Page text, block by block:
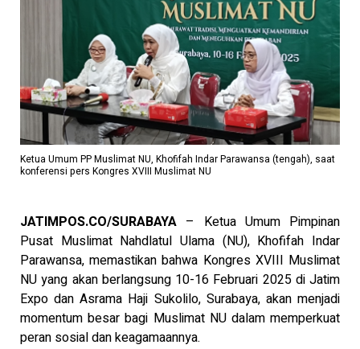
Ketua Umum PP Muslimat NU, Khofifah Indar Parawansa (tengah), saat
konferensi pers Kongres XVIII Muslimat NU
JATIMPOS.CO/SURABAYA – Ketua Umum Pimpinan
Pusat Muslimat Nahdlatul Ulama (NU), Khofifah Indar
Parawansa, memastikan bahwa Kongres XVIII Muslimat
NU yang akan berlangsung 10-16 Februari 2025 di Jatim
Expo dan Asrama Haji Sukolilo, Surabaya, akan menjadi
momentum besar bagi Muslimat NU dalam memperkuat
peran sosial dan keagamaannya.